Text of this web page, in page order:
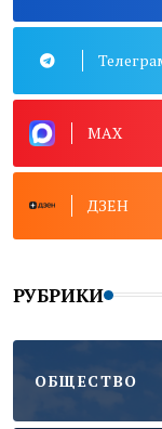
MAX
ДЗЕН
РУБРИКИ
ОБЩЕСТВО